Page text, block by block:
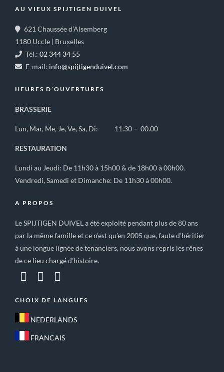
AU VIEUX SPIJTIGEN DUIVEL
621 Chaussée d’Alsemberg
1180 Uccle | Bruxelles
Tél.: 02 344 34 55
E-mail: info@spijtigenduivel.com
HEURES D’OUVERTURES
BRASSERIE
Lun, Mar, Me, Je, Ve, Sa, Di: 11.30 – 00.00
RESTAURATION
Lundi au Jeudi: De 11h30 à 15h00 & de 18h00 à 00h00.
Vendredi, Samedi et Dimanche: De 11h30 à 00h00.
A PROPOS
Le SPIJTIGEN DUIVEL a été exploité pendant plus de 80 ans
par la même famille et ce n’est qu’en 2005 que, faute d’héritier
à une longue lignée de tenanciers, nous avons repris les rênes
de ce lieu chargé d’histoire.
CHOIX DE LANGUES
NEDERLANDS
FRANCAIS